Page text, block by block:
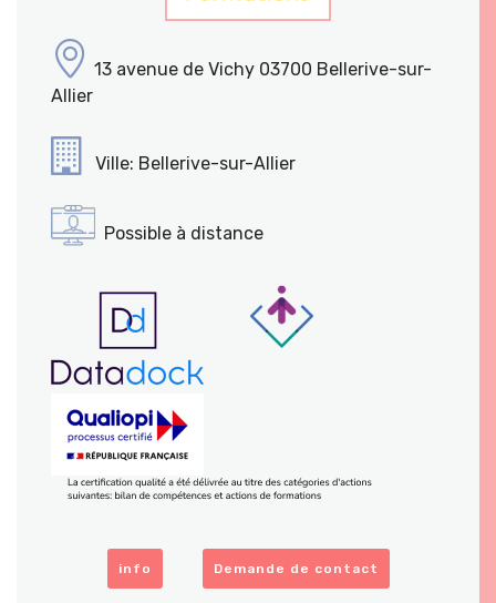
13 avenue de Vichy 03700 Bellerive-sur-
Allier
Ville: Bellerive-sur-Allier
Possible à distance
info Demande de contact